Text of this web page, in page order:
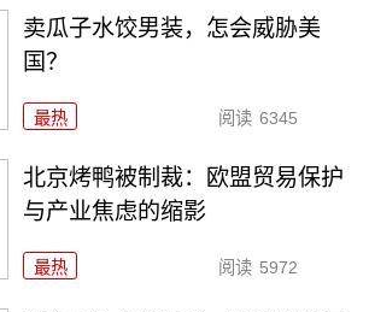
卖瓜子水饺男装，怎会威胁美
国？
最热 阅读 6345
北京烤鸭被制裁：欧盟贸易保护
与产业焦虑的缩影
最热 阅读 5972